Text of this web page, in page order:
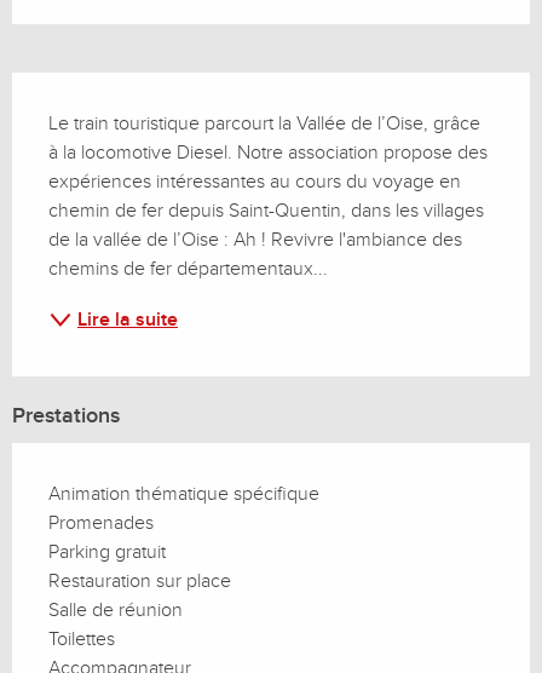
Le train touristique parcourt la Vallée de l’Oise, grâce
à la locomotive Diesel. Notre association propose des
expériences intéressantes au cours du voyage en
chemin de fer depuis Saint-Quentin, dans les villages
de la vallée de l’Oise : Ah ! Revivre l'ambiance des
chemins de fer départementaux...
Lire la suite
Prestations
Animation thématique spécifique
Promenades
Parking gratuit
Restauration sur place
Salle de réunion
Toilettes
Accompagnateur